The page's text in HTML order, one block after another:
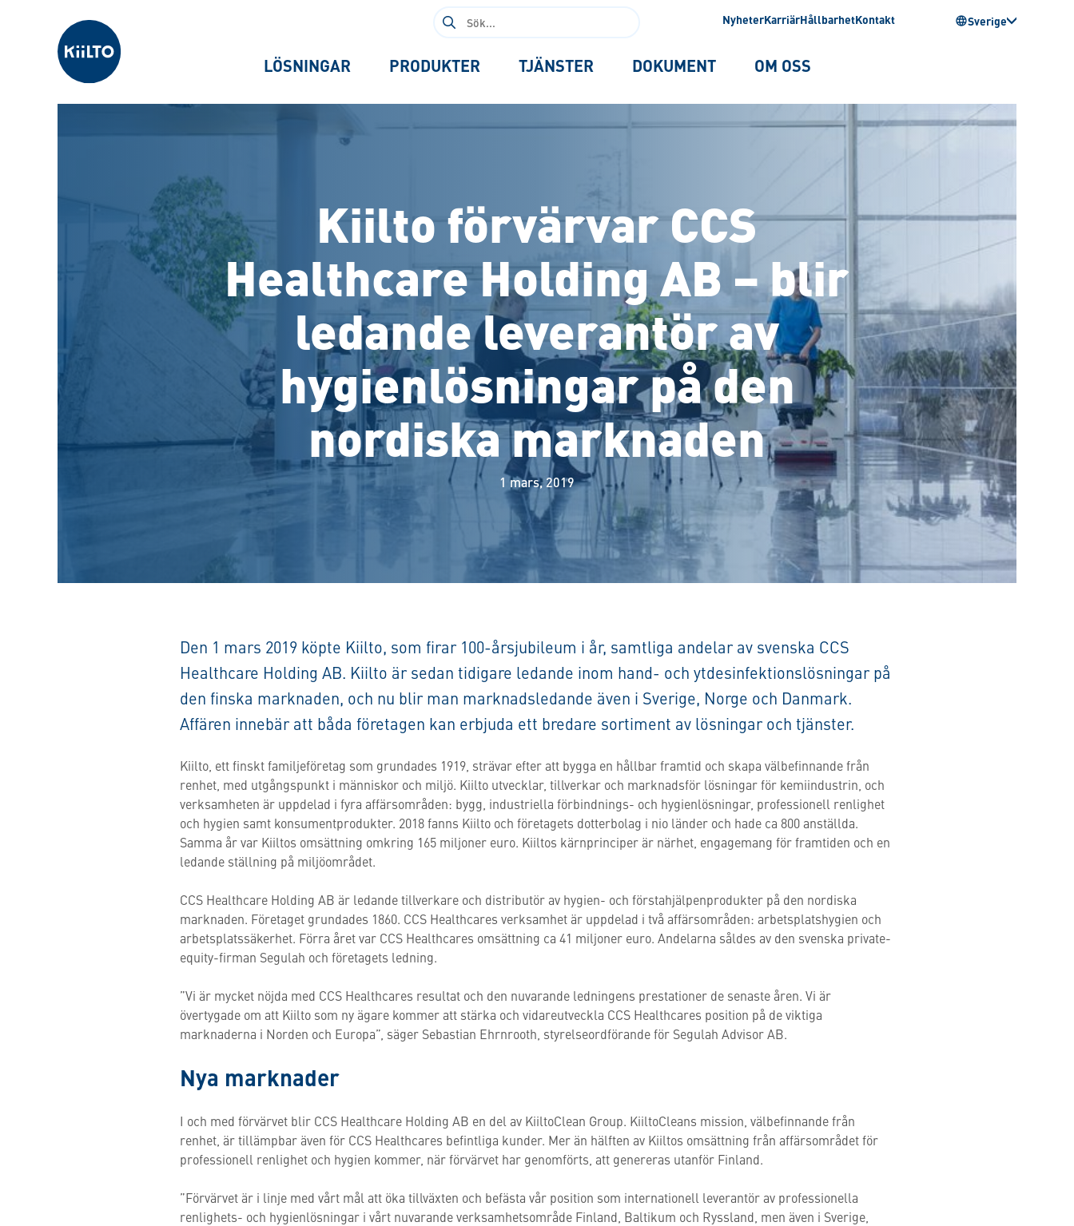
Kiilto Sweden
Sök
efter:
NyheterKarriärHållbarhetKontakt Sverige
LÖSNINGAR PRODUKTER TJÄNSTER DOKUMENT OM OSS
Kiilto förvärvar CCS
Healthcare Holding AB – blir
ledande leverantör av
hygienlösningar på den
nordiska marknaden
1 mars, 2019
Den 1 mars 2019 köpte Kiilto, som firar 100-årsjubileum i år, samtliga andelar av svenska CCS
Healthcare Holding AB. Kiilto är sedan tidigare ledande inom hand- och ytdesinfektionslösningar på
den finska marknaden, och nu blir man marknadsledande även i Sverige, Norge och Danmark.
Affären innebär att båda företagen kan erbjuda ett bredare sortiment av lösningar och tjänster.
Kiilto, ett finskt familjeföretag som grundades 1919, strävar efter att bygga en hållbar framtid och skapa välbefinnande från
renhet, med utgångspunkt i människor och miljö. Kiilto utvecklar, tillverkar och marknadsför lösningar för kemiindustrin, och
verksamheten är uppdelad i fyra affärsområden: bygg, industriella förbindnings- och hygienlösningar, professionell renlighet
och hygien samt konsumentprodukter. 2018 fanns Kiilto och företagets dotterbolag i nio länder och hade ca 800 anställda.
Samma år var Kiiltos omsättning omkring 165 miljoner euro. Kiiltos kärnprinciper är närhet, engagemang för framtiden och en
ledande ställning på miljöområdet.
CCS Healthcare Holding AB är ledande tillverkare och distributör av hygien- och förstahjälpenprodukter på den nordiska
marknaden. Företaget grundades 1860. CCS Healthcares verksamhet är uppdelad i två affärsområden: arbetsplatshygien och
arbetsplatssäkerhet. Förra året var CCS Healthcares omsättning ca 41 miljoner euro. Andelarna såldes av den svenska private-
equity-firman Segulah och företagets ledning.
”Vi är mycket nöjda med CCS Healthcares resultat och den nuvarande ledningens prestationer de senaste åren. Vi är
övertygade om att Kiilto som ny ägare kommer att stärka och vidareutveckla CCS Healthcares position på de viktiga
marknaderna i Norden och Europa”, säger Sebastian Ehrnrooth, styrelseordförande för Segulah Advisor AB.
Nya marknader
I och med förvärvet blir CCS Healthcare Holding AB en del av KiiltoClean Group. KiiltoCleans mission, välbefinnande från
renhet, är tillämpbar även för CCS Healthcares befintliga kunder. Mer än hälften av Kiiltos omsättning från affärsområdet för
professionell renlighet och hygien kommer, när förvärvet har genomförts, att genereras utanför Finland.
”Förvärvet är i linje med vårt mål att öka tillväxten och befästa vår position som internationell leverantör av professionella
renlighets- och hygienlösningar i vårt nuvarande verksamhetsområde Finland, Baltikum och Ryssland, men även i Sverige,